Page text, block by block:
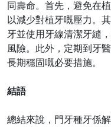
同壽命。首先，避免在
以減少對植牙嘅壓力。
牙並使用牙線清潔牙縫
風險。此外，定期到牙
長期穩固 嘅必要措施。
結語
總結來說，門牙種牙係